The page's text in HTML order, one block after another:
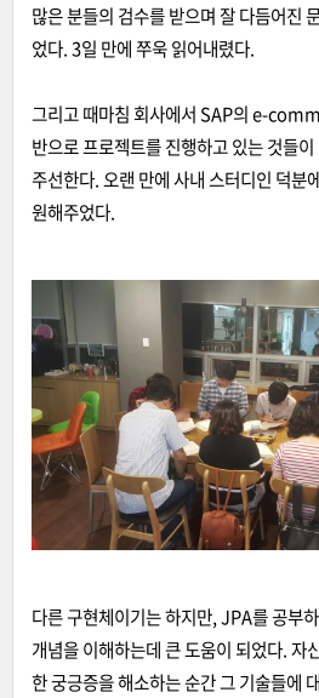
많은 분들의 검수를 받으며 잘 다듬어진
었다. 3일 만에 쭈욱 읽어내렸다.
그리고 때마침 회사에서 SAP의 e-
반으로 프로젝트를 진행하고 있는 것들
주선한다. 오랜 만에 사내 스터디인 덕분
원해주었다.
다른 구현체이기는 하지만, JPA를 공부
개념을 이해하는데 큰 도움이 되었다. 자
한 궁긍증을 해소하는 순간 그 기술들에